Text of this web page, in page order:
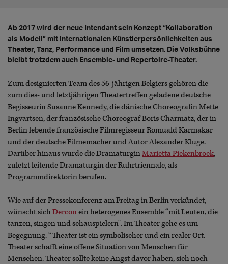
Ab 2017 wird der neue Intendant sein Konzept “Kollaboration
als Modell” mit internationalen Künstlerpersönlichkeiten aus
Theater, Tanz, Performance und Film umsetzen. Die Volksbühne
bleibt trotzdem auch Ensemble- und Repertoire-Theater.
Zum designierten Team des 56-jährigen Belgiers gehören die
zum dies- und letztjährigen Theatertreffen geladene deutsche
Regisseurin Susanne Kennedy, die dänische Choreografin Mette
Ingvartsen, der französische Choreograf Boris Charmatz, der in
Berlin lebende französische Filmregisseur Romuald Karmakar
und der deutsche Filmemacher und Autor Alexander Kluge.
Darüber hinaus wurde die DramaturginMarietta Piekenbrock,
zuletzt leitende Dramaturgin der Ruhrtriennale, als
Programmdirektorin berufen.
Wie auf der Pressekonferenz am Freitag in Berlin verkündet,
wünscht sichDerconein heterogenes Ensemble “mit Leuten, die
tanzen, singen und schauspielern". Im Theater gehe es um
Begegnung. “Theater ist ein symbolischer und ein realer Ort.
Theater schafft eine offene Situation von Menschen für
Menschen. Theater sollte keine Angst davor haben, sich noch